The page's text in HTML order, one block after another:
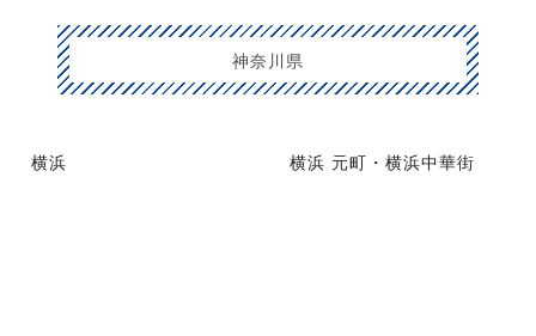
神奈川県
横浜 横浜 元町・横浜中華街